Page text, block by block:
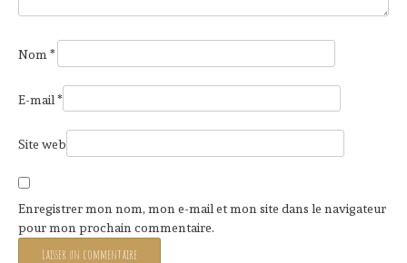
Nom*
E-mail *
Site web
Enregistrer mon nom, mon e-mail et mon site dans le navigateur
pour mon prochain commentaire.